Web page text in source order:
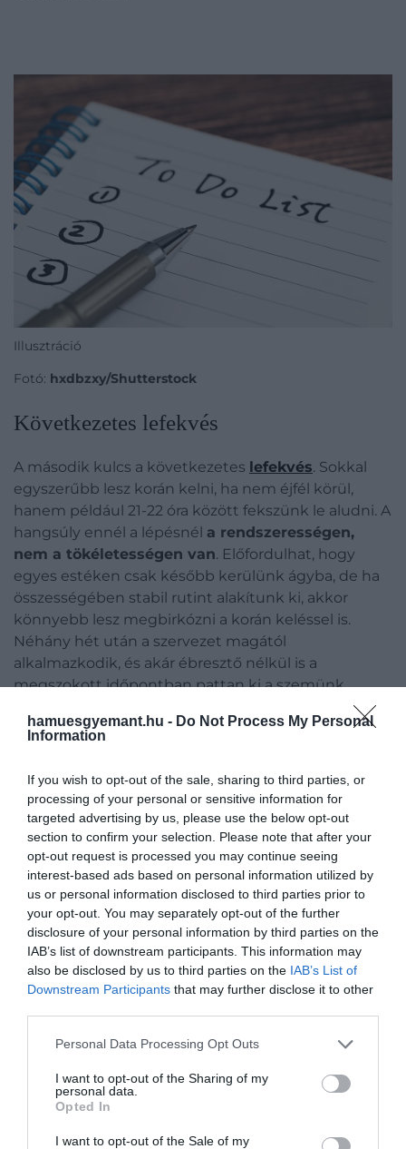
hamuesgyemant.hu - Do Not Process My Personal
Information
If you wish to opt-out of the sale, sharing to third parties, or
processing of your personal or sensitive information for
targeted advertising by us, please use the below opt-out
section to confirm your selection. Please note that after your
opt-out request is processed you may continue seeing
interest-based ads based on personal information utilized by
us or personal information disclosed to third parties prior to
your opt-out. You may separately opt-out of the further
disclosure of your personal information by third parties on the
IAB’s list of downstream participants. This information may
also be disclosed by us to third parties on the IAB’s List of
Downstream Participants that may further disclose it to other
Please note that this website/app uses one or more Google
not limited to your visit or usage behaviour. You may click to
grant or deny consent to Google and its third-party tags to
use your data for below specified purposes in below Google
consent section.
Personal Data Processing Opt Outs
I want to opt-out of the Sharing of my
personal data.
Opted In
I want to opt-out of the Sale of my
Illusztráció
Fotó: hxdbzxy/Shutterstock
Következetes lefekvés
A második kulcs a következetes lefekvés. Sokkal
egyszerűbb lesz korán kelni, ha nem éjfél körül,
hanem például 21-22 óra között fekszünk le aludni. A
hangsúly ennél a lépésnél a rendszerességen,
nem a tökéletességen van. Előfordulhat, hogy
egyes estéken csak később kerülünk ágyba, de ha
összességében stabil rutint alakítunk ki, akkor
könnyebb lesz megbirkózni a korán keléssel is.
Néhány hét után a szervezet magától
alkalmazkodik, és akár ébresztő nélkül is a
megszokott időpontban pattan ki a szemünk.
Ha tovább olvasnál:
Tényleg rontja a figyelmünket a telefon
kényszeres nyomkodása?
Tedd a telefonod távol az ágytól
A mindennapjaink részét képző telefon azelalvást
is megnehezítheti, ugyanakkor nem ez az egy
egyetlen ok, amiért jobb az ágytól messzire tenni.
Ha ébredés után azonnal elérhető a telefon,
hogy egy jólesőnyújtáshelyett inkább az
értesítéseinket ellenőrizzük. Ha azonban
fel kell
kelni kinyomni az ébresztőt, akkor jóval
kevesebb eséllyel alszunk majd vissza, hiszen
elhagytuk az ágyunkat.